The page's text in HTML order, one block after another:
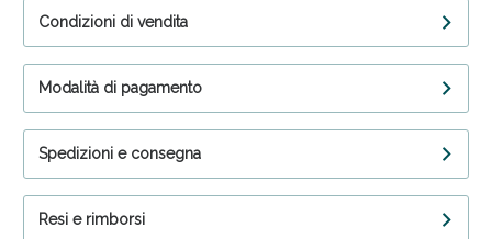
Condizioni di vendita
Modalità di pagamento
Spedizioni e consegna
Resi e rimborsi